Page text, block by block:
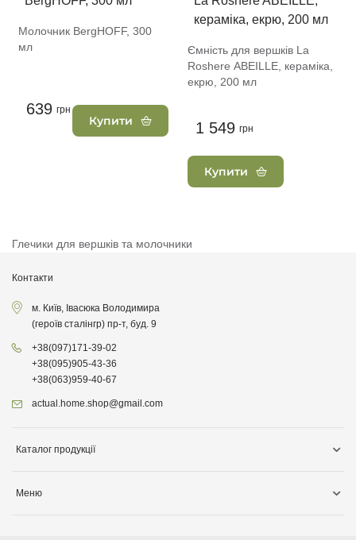
Молочник BergHOFF, 300
мл
639 грн
Купити
Ємність для вершків La
Roshere ABEILLE, кераміка,
екрю, 200 мл
1 549 грн
Купити
Глечики для вершків та молочники
Контакти
м. Київ, Івасюка Володимира
(героїв сталінгр) пр-т, буд. 9
+38(097)171-39-02
+38(095)905-43-36
+38(063)959-40-67
actual.home.shop@gmail.com
Каталог продукції
Меню